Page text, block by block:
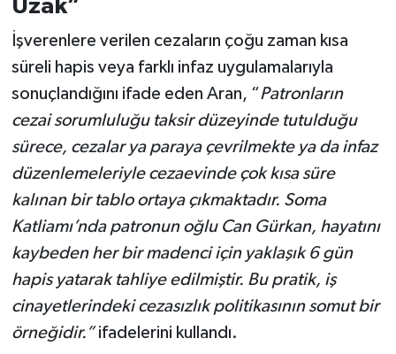
Uzak”
İşverenlere verilen cezaların çoğu zaman kısa
süreli hapis veya farklı infaz uygulamalarıyla
sonuçlandığını ifade eden Aran, “Patronların
cezai sorumluluğu taksir düzeyinde tutulduğu
sürece, cezalar ya paraya çevrilmekte ya da infaz
düzenlemeleriyle cezaevinde çok kısa süre
kalınan bir tablo ortaya çıkmaktadır. Soma
Katliamı’nda patronun oğlu Can Gürkan, hayatını
kaybeden her bir madenci için yaklaşık 6 gün
hapis yatarak tahliye edilmiştir. Bu pratik, iş
cinayetlerindeki cezasızlık politikasının somut bir
örneğidir.” ifadelerini kullandı.